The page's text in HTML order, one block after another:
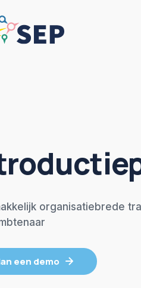
organisatiebrede
een demo